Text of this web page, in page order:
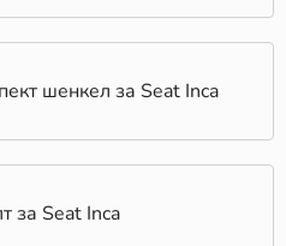
шенкел за Seat Inca
за Seat Inca